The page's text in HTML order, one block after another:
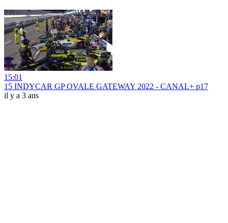
15:01
15 INDYCAR GP OVALE GATEWAY 2022 - CANAL+ p17
il y a 3 ans